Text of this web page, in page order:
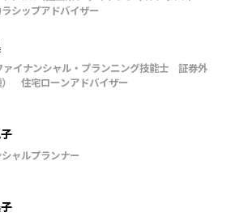
シップアドバイザー
ァイナンシャル・プランニング技能士 証券外
） 住宅ローンアドバイザー
ャルプランナー